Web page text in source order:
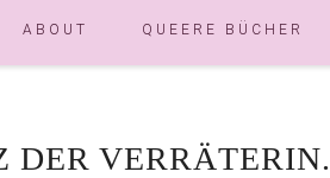
ABOUT QUEERE BÜCHER
DER